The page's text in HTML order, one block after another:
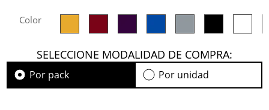
Color
SELECCIONE MODALIDAD DE COMPRA:
Por pack Por unidad